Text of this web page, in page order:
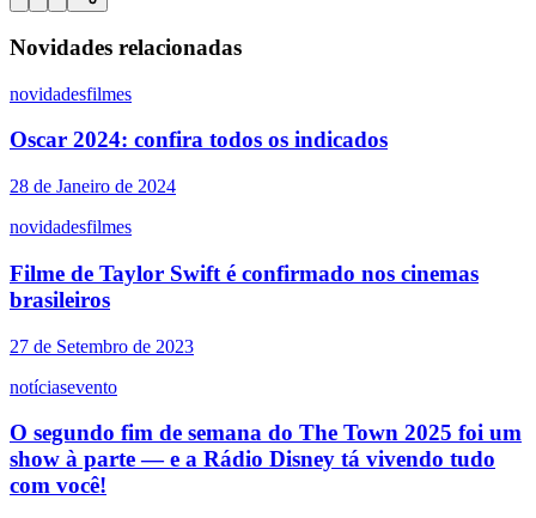
Novidades relacionadas
novidadesfilmes
Oscar 2024: confira todos os indicados
28 de Janeiro de 2024
novidadesfilmes
Filme de Taylor Swift é confirmado nos cinemas
brasileiros
27 de Setembro de 2023
notíciasevento
O segundo fim de semana do The Town 2025 foi um
show à parte — e a Rádio Disney tá vivendo tudo
com você!